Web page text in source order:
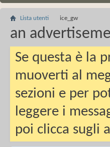
Lista utenti ice_gw
an
Se questa è la
muoverti al
sezioni e per
leggere i
poi clicca sugli